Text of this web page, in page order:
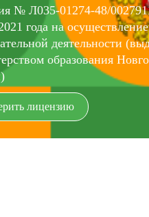
№ Л035-01274-48/
года на осуществление
деятельности
образования
лицензию